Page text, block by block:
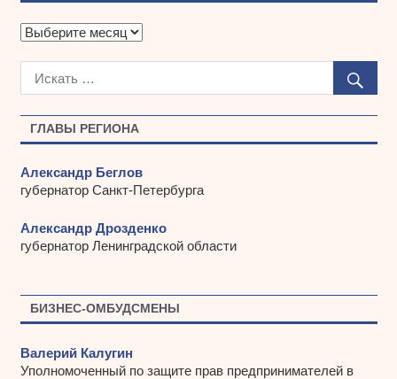
ГЛАВЫ РЕГИОНА
Александр Беглов
губернатор Санкт-Петербурга
Александр Дрозденко
губернатор Ленинградской области
БИЗНЕС-ОМБУДСМЕНЫ
Валерий Калугин
Уполномоченный по защите прав предпринимателей в
А
х
ы